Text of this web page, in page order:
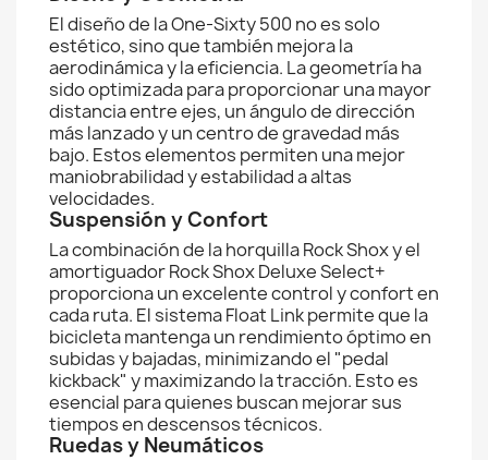
El diseño de la One-Sixty 500 no es solo
estético, sino que también mejora la
aerodinámica y la eficiencia. La geometría ha
sido optimizada para proporcionar una mayor
distancia entre ejes, un ángulo de dirección
más lanzado y un centro de gravedad más
bajo. Estos elementos permiten una mejor
maniobrabilidad y estabilidad a altas
velocidades.
Suspensión y Confort
La combinación de la horquilla Rock Shox y el
amortiguador Rock Shox Deluxe Select+
proporciona un excelente control y confort en
cada ruta. El sistema Float Link permite que la
bicicleta mantenga un rendimiento óptimo en
subidas y bajadas, minimizando el "pedal
kickback" y maximizando la tracción. Esto es
esencial para quienes buscan mejorar sus
tiempos en descensos técnicos.
Ruedas y Neumáticos